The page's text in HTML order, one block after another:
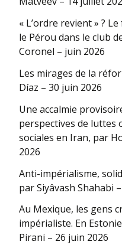
« L’ordre revient » ?
le Pérou dans le club
Coronel – juin 2026
Les mirages de la
Díaz – 30 juin 2026
Une accalmie
perspectives de luttes
sociales en Iran, par
2026
Anti-impérialisme,
par Siyâvash Shahabi
Au Mexique, les gens
impérialiste. En
Pirani – 26 juin 2026